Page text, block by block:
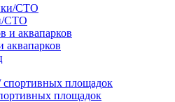
СТО
аквапарков
площадок